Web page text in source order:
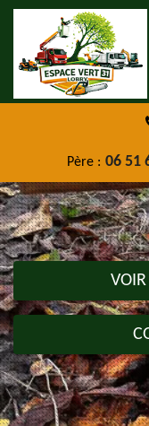
Père : 06 51